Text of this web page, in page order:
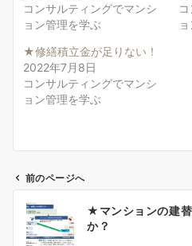
コンサルティングでマンシ
ョン管理を学ぶ
★修繕積立金が足りない！
2022年7月8日
コンサルティングでマンシ
ョン管理を学ぶ
前のページへ
★マンションの建
か？